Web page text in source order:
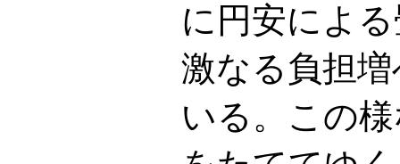
に円安によ
激なる負担
いる。この